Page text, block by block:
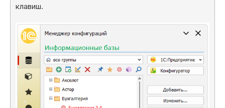
клавиш.